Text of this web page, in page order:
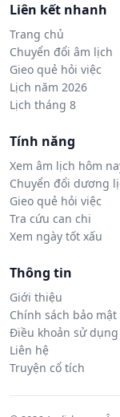
Liên kết nhanh
Trang chủ
Chuyển đổi âm lịch
Gieo quẻ hỏi việc
Lịch năm 2026
Lịch tháng 8
Tính năng
Xem âm lịch hôm
Chuyển đổi dương
Gieo quẻ hỏi việc
Tra cứu can chi
Xem ngày tốt xấu
Thông tin
Giới thiệu
Chính sách bảo mật
Điều khoản sử dụng
Liên hệ
Truyện cổ tích